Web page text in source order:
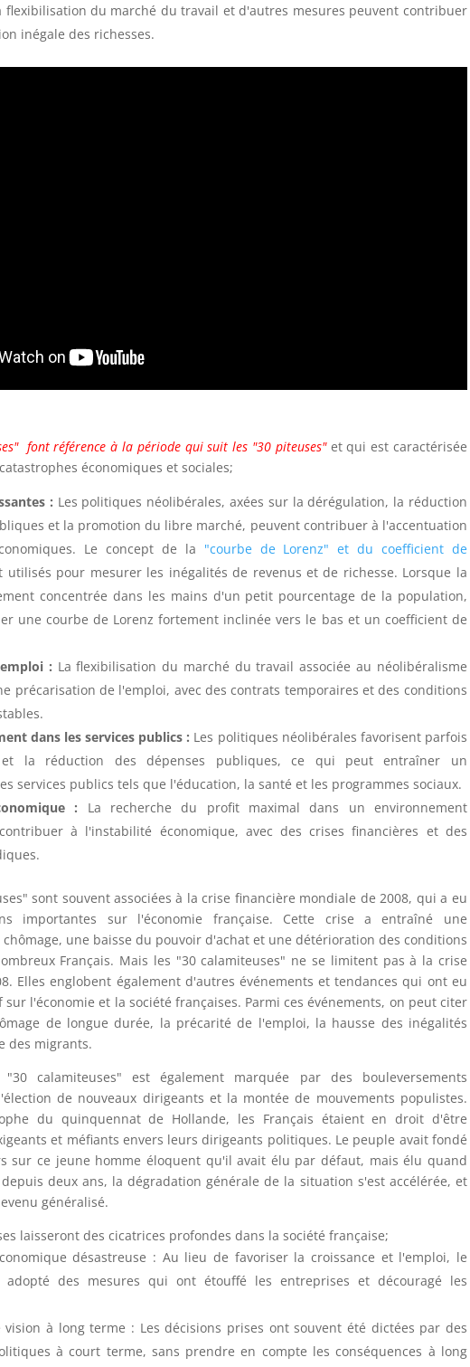
flexibilisation du marché du travail et d'autres mesures peuvent contribuer
inégale des richesses.
font référence à la période qui suit les "30 piteuses"et qui est caractérisée
économiques et sociales;
: Les politiques néolibérales, axées sur la dérégulation, la réduction
et la promotion du libre marché, peuvent contribuer à l'accentuation
Le concept de la "courbe de Lorenz" et du coefficient de
utilisés pour mesurer les inégalités de revenus et de richesse. Lorsque la
concentrée dans les mains d'un petit pourcentage de la population,
une courbe de Lorenz fortement inclinée vers le bas et un coefficient de
: La flexibilisation du marché du travail associée au néolibéralisme
précarisation de l'emploi, avec des contrats temporaires et des conditions
dans les services publics : Les politiques néolibérales favorisent parfois
la réduction des dépenses publiques, ce qui peut entraîner un
services publics tels que l'éducation, la santé et les programmes sociaux.
: La recherche du profit maximal dans un environnement
à l'instabilité économique, avec des crises financières et des
sont souvent associées à la crise financière mondiale de 2008, qui a eu
importantes sur l'économie française. Cette crise a entraîné une
une baisse du pouvoir d'achat et une détérioration des conditions
Français. Mais les "30 calamiteuses" ne se limitent pas à la crise
Elles englobent également d'autres événements et tendances qui ont eu
l'économie et la société françaises. Parmi ces événements, on peut citer
de longue durée, la précarité de l'emploi, la hausse des inégalités
des migrants.
calamiteuses" est également marquée par des bouleversements
de nouveaux dirigeants et la montée de mouvements populistes.
du quinquennat de Hollande, les Français étaient en droit d'être
et méfiants envers leurs dirigeants politiques. Le peuple avait fondé
sur ce jeune homme éloquent qu'il avait élu par défaut, mais élu quand
deux ans, la dégradation générale de la situation s'est accélérée, et
généralisé.
laisseront des cicatrices profondes dans la société française;
désastreuse : Au lieu de favoriser la croissance et l'emploi, le
adopté des mesures qui ont étouffé les entreprises et découragé les
vision à long terme : Les décisions prises ont souvent été dictées par des
à court terme, sans prendre en compte les conséquences à long